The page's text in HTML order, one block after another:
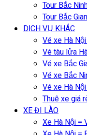
Tour Bắc
Tour Bắc
DỊCH VỤ KHÁC
Vé xe Hà
Vé tàu lửa
Vé xe Bắc
Vé xe Bắc
Vé xe Hà
Thuê xe giá
XE ĐI LÀO
Xe Hà Nội =